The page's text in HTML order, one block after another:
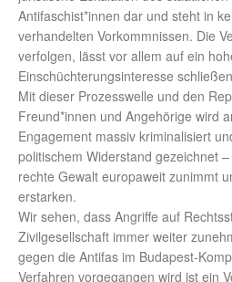
Antifaschist*innen dar und steht in
verhandelten Vorkommnissen. Die
verfolgen, lässt vor allem auf ein
Einschüchterungsinteresse
Mit dieser Prozesswelle und den
Freund*innen und Angehörige wird
Engagement massiv kriminalisiert
politischem Widerstand gezeichnet
rechte Gewalt europaweit zunimmt
erstarken.
Wir sehen, dass Angriffe auf
Zivilgesellschaft immer weiter
gegen die Antifas im Budapest-
Verfahren vorgegangen wird ist ein